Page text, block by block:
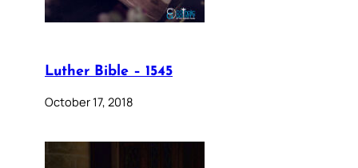
Luther Bible – 1545
October 17, 2018